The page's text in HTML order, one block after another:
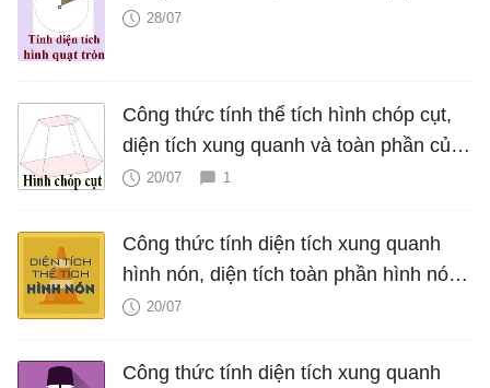
28/07
Công thức tính thể tích hình chóp cụt,
diện tích xung quanh và toàn phần của
hình chóp cụt
20/07 1
Công thức tính diện tích xung quanh
hình nón, diện tích toàn phần hình nón,
thể tích hình nón, V nón
20/07
Công thức tính diện tích xung quanh